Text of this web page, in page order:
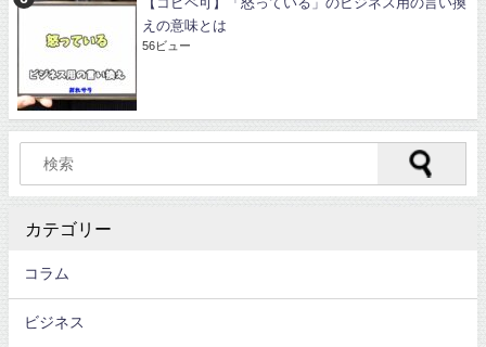
えの意味とは
56ビュー
カテゴリー
コラム
ビジネス